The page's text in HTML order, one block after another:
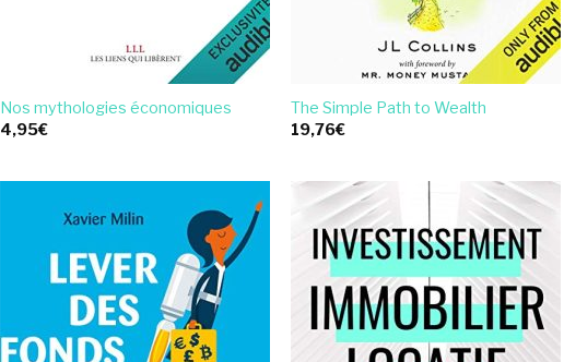
Nos mythologies économiques
4,95€
The Simple Path to Wealth
19,76€